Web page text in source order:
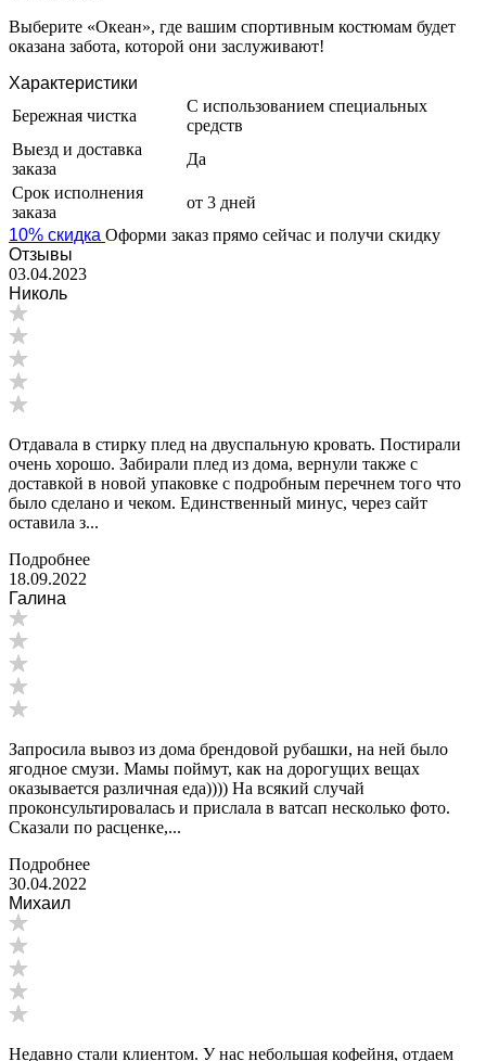
Выберите «Океан», где вашим спортивным костюмам будет
оказана забота, которой они заслуживают!
Характеристики
Бережная чистка
С использованием специальных
средств
Выезд и доставка
заказа
Да
Срок исполнения
заказа
от 3 дней
10% скидка Оформи заказ прямо сейчас и получи скидку
Отзывы
03.04.2023
Николь
Отдавала в стирку плед на двуспальную кровать. Постирали
очень хорошо. Забирали плед из дома, вернули также с
доставкой в новой упаковке с подробным перечнем того что
было сделано и чеком. Единственный минус, через сайт
оставила з...
Подробнее
18.09.2022
Галина
Запросила вывоз из дома брендовой рубашки, на ней было
ягодное смузи. Мамы поймут, как на дорогущих вещах
оказывается различная еда)))) На всякий случай
проконсультировалась и прислала в ватсап несколько фото.
Сказали по расценке,...
Подробнее
30.04.2022
Михаил
Недавно стали клиентом. У нас небольшая кофейня, отдаем